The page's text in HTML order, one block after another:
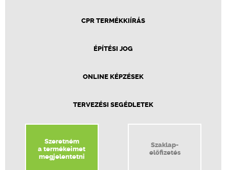
CPR TERMÉKKIÍRÁS
ÉPÍTÉSI JOG
ONLINE KÉPZÉSEK
TERVEZÉSI SEGÉDLETEK
Szeretném
a termékeimet
megjelentetni
Szaklap-
előfizetés